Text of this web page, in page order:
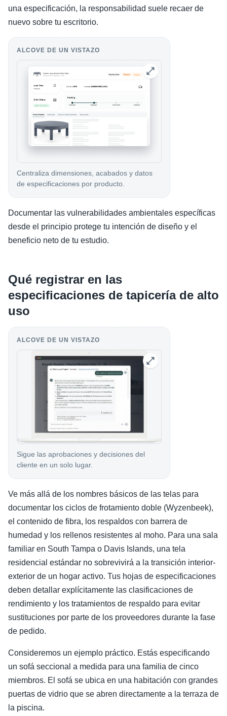
una especificación, la responsabilidad suele recaer de
nuevo sobre tu escritorio.
ALCOVE DE UN VISTAZO
Centraliza dimensiones, acabados y datos
de especificaciones por producto.
Documentar las vulnerabilidades ambientales específicas
desde el principio protege tu intención de diseño y el
beneficio neto de tu estudio.
Qué registrar en las
especificaciones de tapicería de alto
uso
ALCOVE DE UN VISTAZO
Sigue las aprobaciones y decisiones del
cliente en un solo lugar.
Ve más allá de los nombres básicos de las telas para
documentar los ciclos de frotamiento doble (Wyzenbeek),
el contenido de fibra, los respaldos con barrera de
humedad y los rellenos resistentes al moho. Para una sala
familiar en South Tampa o Davis Islands, una tela
residencial estándar no sobrevivirá a la transición interior-
exterior de un hogar activo. Tus hojas de especificaciones
deben detallar explícitamente las clasificaciones de
rendimiento y los tratamientos de respaldo para evitar
sustituciones por parte de los proveedores durante la fase
de pedido.
Consideremos un ejemplo práctico. Estás especificando
un sofá seccional a medida para una familia de cinco
miembros. El sofá se ubica en una habitación con grandes
puertas de vidrio que se abren directamente a la terraza de
la piscina.